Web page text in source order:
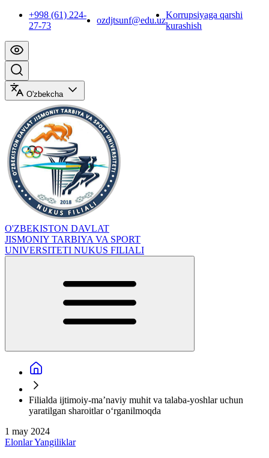
+998 (61) 224-
27-73
ozdjtsunf@edu.uz
Korrupsiyaga qarshi
kurashish
O'zbekcha
O'ZBEKISTON DAVLAT
JISMONIY TARBIYA VA SPORT
UNIVERSITETI NUKUS FILIALI
Filialda ijtimoiy-ma’naviy muhit va talaba-yoshlar uchun
yaratilgan sharoitlar o‘rganilmoqda
1 may 2024
ElonlarYangiliklar